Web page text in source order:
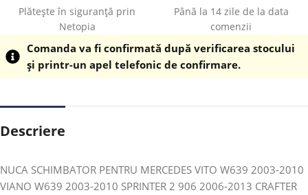
Plătește în siguranță prin
Netopia
Până la 14 zile de la data
comenzii
Comanda va fi confirmată după verificarea stocului
și printr-un apel telefonic de confirmare.
Descriere
NUCA SCHIMBATOR PENTRU MERCEDES VITO W639 2003-2010
VIANO W639 2003-2010 SPRINTER 2 906 2006-2013 CRAFTER